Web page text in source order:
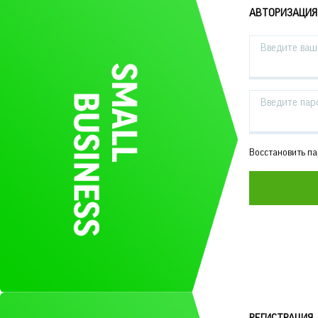
АВТОРИЗАЦИЯ
Введите
Введите
Восстановить